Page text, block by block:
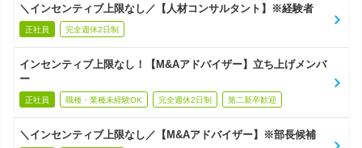
＼インセンティブ上限なし／【人材コンサルタント】※経験者
正社員 完全週休2日制
インセンティブ上限なし！【M&Aアドバイザー】立ち上げメンバ
ー
正社員 職種・業種未経験OK 完全週休2日制 第二新卒歓迎
＼インセンティブ上限なし／【M&Aアドバイザー】※部長候補